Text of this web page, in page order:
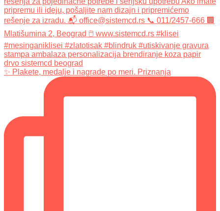
✨ Plakete, medalje i nagrade po meri. Priznanja